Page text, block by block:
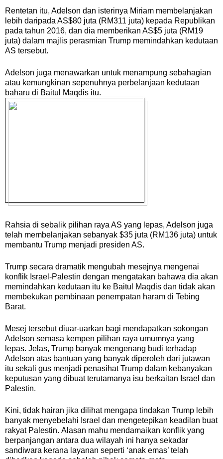
Rentetan itu, Adelson dan isterinya Miriam membelanjakan
lebih daripada AS$80 juta (RM311 juta) kepada Republikan
pada tahun 2016, dan dia memberikan AS$5 juta (RM19
juta) dalam majlis perasmian Trump memindahkan kedutaan
AS tersebut.
Adelson juga menawarkan untuk menampung sebahagian
atau kemungkinan sepenuhnya perbelanjaan kedutaan
baharu di Baitul Maqdis itu.
Rahsia di sebalik pilihan raya AS yang lepas, Adelson juga
telah membelanjakan sebanyak $35 juta (RM136 juta) untuk
membantu Trump menjadi presiden AS.
Trump secara dramatik mengubah mesejnya mengenai
konflik Israel-Palestin dengan mengatakan bahawa dia akan
memindahkan kedutaan itu ke Baitul Maqdis dan tidak akan
membekukan pembinaan penempatan haram di Tebing
Barat.
Mesej tersebut diuar-uarkan bagi mendapatkan sokongan
Adelson semasa kempen pilihan raya umumnya yang
lepas. Jelas, Trump banyak mengenang budi terhadap
Adelson atas bantuan yang banyak diperoleh dari jutawan
itu sekali gus menjadi penasihat Trump dalam kebanyakan
keputusan yang dibuat terutamanya isu berkaitan Israel dan
Palestin.
Kini, tidak hairan jika dilihat mengapa tindakan Trump lebih
banyak menyebelahi Israel dan mengetepikan keadilan buat
rakyat Palestin. Alasan mahu mendamaikan konflik yang
berpanjangan antara dua wilayah ini hanya sekadar
sandiwara kerana layanan seperti ‘anak emas’ telah